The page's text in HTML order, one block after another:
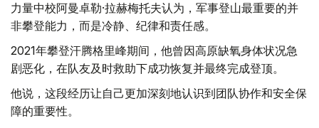
力量中校阿曼卓勒·拉赫梅托夫认为，军事登山最重要的并
非攀登能力，而是冷静、纪律和责任感。
2021年攀登汗腾格里峰期间，他曾因高原缺氧身体状况急
剧恶化，在队友及时救助下成功恢复并最终完成登顶。
他说，这段经历让自己更加深刻地认识到团队协作和安全保
障的重要性。